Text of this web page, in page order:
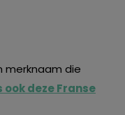
merknaam die
ook deze Franse